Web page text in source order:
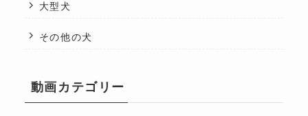
大型犬
その他の犬
動画カテゴリー